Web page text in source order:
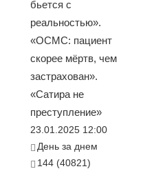
бьется с
реальностью».
«ОСМС: пациент
скорее мёртв, чем
застрахован».
«Сатира не
преступление»
23.01.2025 12:00
День за днем
144 (40821)